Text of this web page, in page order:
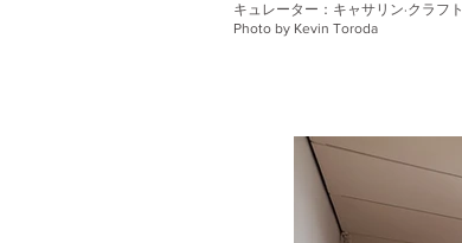
キュレーター：キャサリン·クラフト
Photo by Kevin Toroda